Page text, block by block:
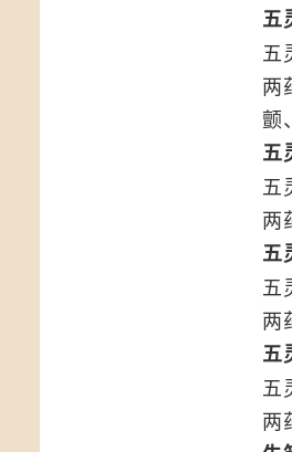
五
五
两
颤
五
五
两
五
五
两
五
五
两